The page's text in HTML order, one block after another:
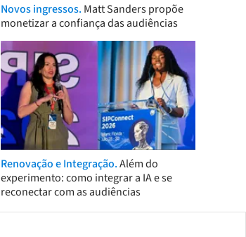
Novos ingressos. Matt Sanders propõe
monetizar a confiança das audiências
Renovação e Integração.Além do
experimento: como integrar a IA e se
reconectar com as audiências